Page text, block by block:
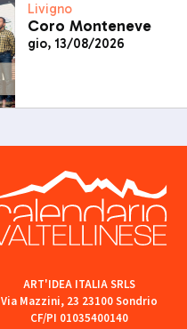
Livigno
Coro Monteneve
gio, 13/08/2026
ART'IDEA ITALIA SRLS
Via Mazzini, 23 23100 Sondrio
CF/PI 01035400140